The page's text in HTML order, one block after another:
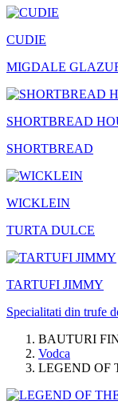
CUDIE
MIGDALE
SHORTBREAD
SHORTBREAD
WICKLEIN
TURTA DULCE
TARTUFI JIMMY
Specialitati din trufe
BAUTURI
Vodca
LEGEND OF